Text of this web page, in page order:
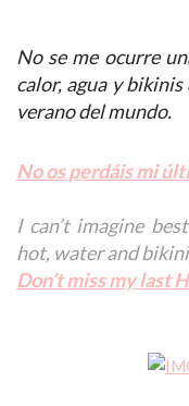
No se me ocurre
calor, agua y bikinis
verano del mundo.
No os perdáis mi
I can’t imagine
hot, water and
Don’t miss my last